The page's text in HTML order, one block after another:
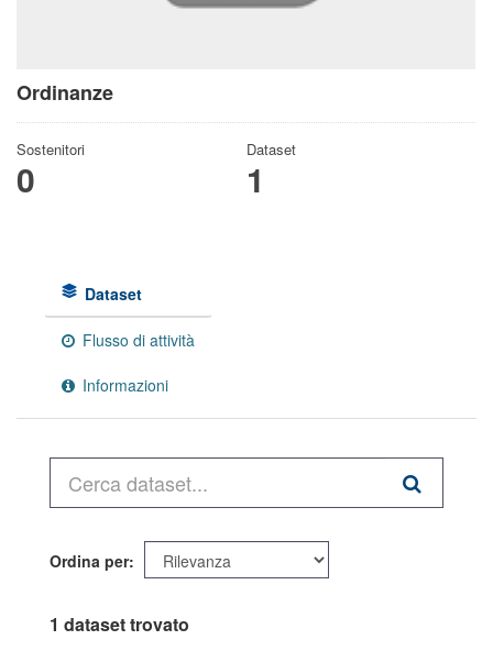
Ordinanze
Sostenitori
0
Dataset
1
Dataset
Flusso di attività
Informazioni
Ordina per
1 dataset trovato